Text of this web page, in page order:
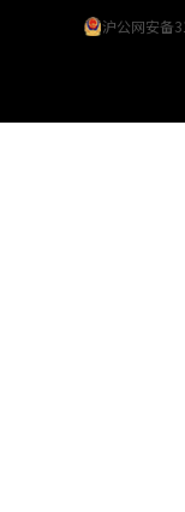
沪公网安备